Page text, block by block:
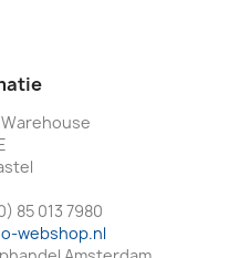
85 013 7980
webshop.nl